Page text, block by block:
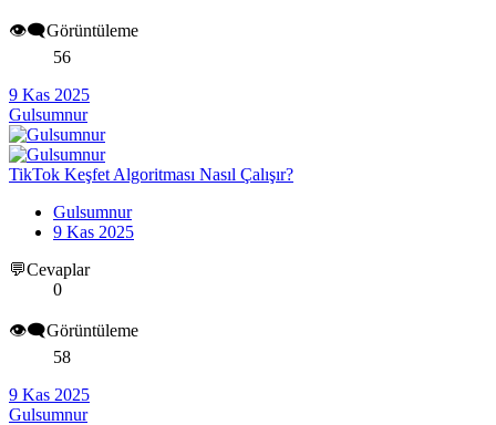
👁️‍🗨️Görüntüleme
56
9 Kas 2025
Gulsumnur
TikTok Keşfet Algoritması Nasıl Çalışır?
Gulsumnur
9 Kas 2025
💬Cevaplar
0
👁️‍🗨️Görüntüleme
58
9 Kas 2025
Gulsumnur